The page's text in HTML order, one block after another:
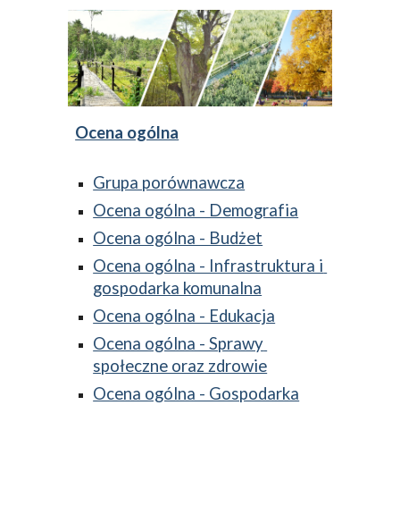
Ocena ogólna
Grupa porównawcza
Ocena ogólna - Demografia
Ocena ogólna - Budżet
Ocena ogólna - Infrastruktura i
gospodarka komunalna
Ocena ogólna - Edukacja
Ocena ogólna - Sprawy
społeczne oraz zdrowie
Ocena ogólna - Gospodarka